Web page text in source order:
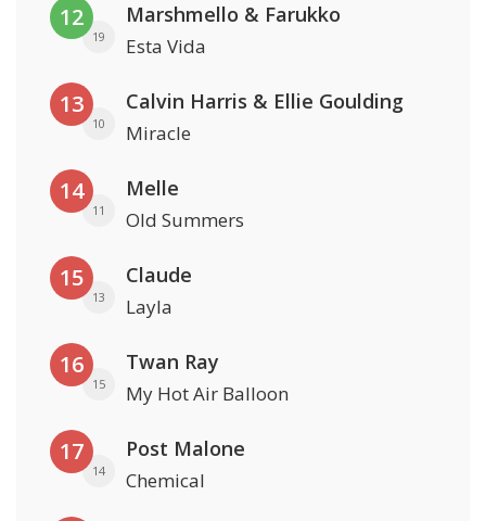
12
19
Marshmello & Farukko
Esta Vida
13
10
Calvin Harris & Ellie Goulding
Miracle
14
11
Melle
Old Summers
15
13
Claude
Layla
16
15
Twan Ray
My Hot Air Balloon
17
14
Post Malone
Chemical